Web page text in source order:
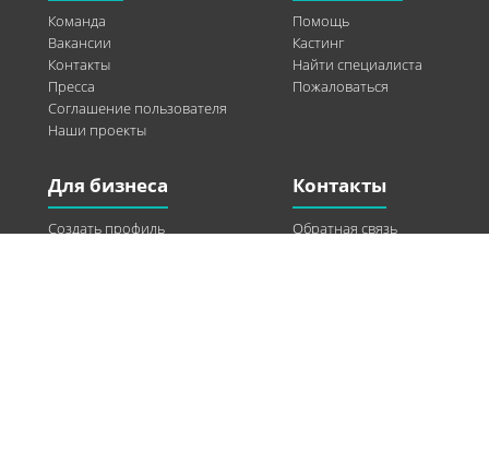
Команда
Вакансии
Контакты
Пресса
Соглашение пользователя
Наши проекты
Помощь
Кастинг
Найти специалиста
Пожаловаться
Для бизнеса
Создать профиль
Контакты
Обратная связь